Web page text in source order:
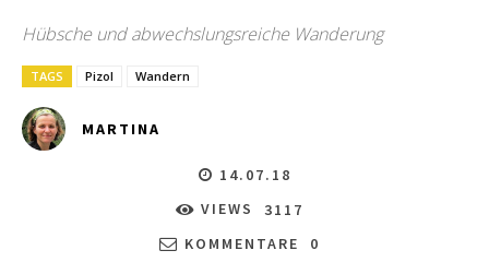
Hübsche und abwechslungsreiche Wanderung
TAGS Pizol Wandern
MARTINA
14.07.18
VIEWS
3117
KOMMENTARE
0